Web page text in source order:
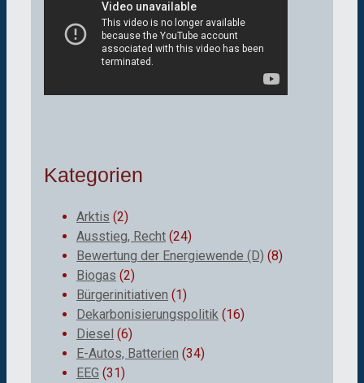
Kategorien
Arktis (2)
Ausstieg, Recht (24)
Bewertung der Energiewende (D) (8)
Biogas (2)
Bürgerinitiativen (1)
Dekarbonisierungspolitik (16)
Diesel (6)
E-Autos, Batterien (34)
EEG (31)